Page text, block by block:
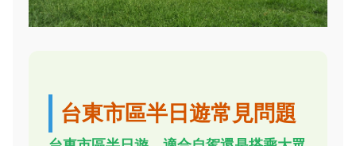
台東市區半日遊常見問題